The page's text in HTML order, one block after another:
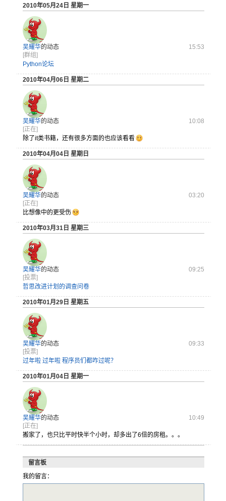
2010年05月24日 星期一
吴耀华的动态
15:53
[群组]
Python论坛
2010年04月06日 星期二
吴耀华的动态
10:08
[正在]
除了it类书籍，还有很多方面的也应该看看
2010年04月04日 星期日
吴耀华的动态
03:20
[正在]
比想像中的更受伤
2010年03月31日 星期三
吴耀华的动态
09:25
[投票]
哲思改进计划的调查问卷
2010年01月29日 星期五
吴耀华的动态
09:33
[投票]
过年啦 过年啦 程序员们都咋过呢？
2010年01月04日 星期一
吴耀华的动态
10:49
[正在]
搬家了，也只比平时快半个小时， 却多出了6倍的房租。 。。
留言板
我的留言：